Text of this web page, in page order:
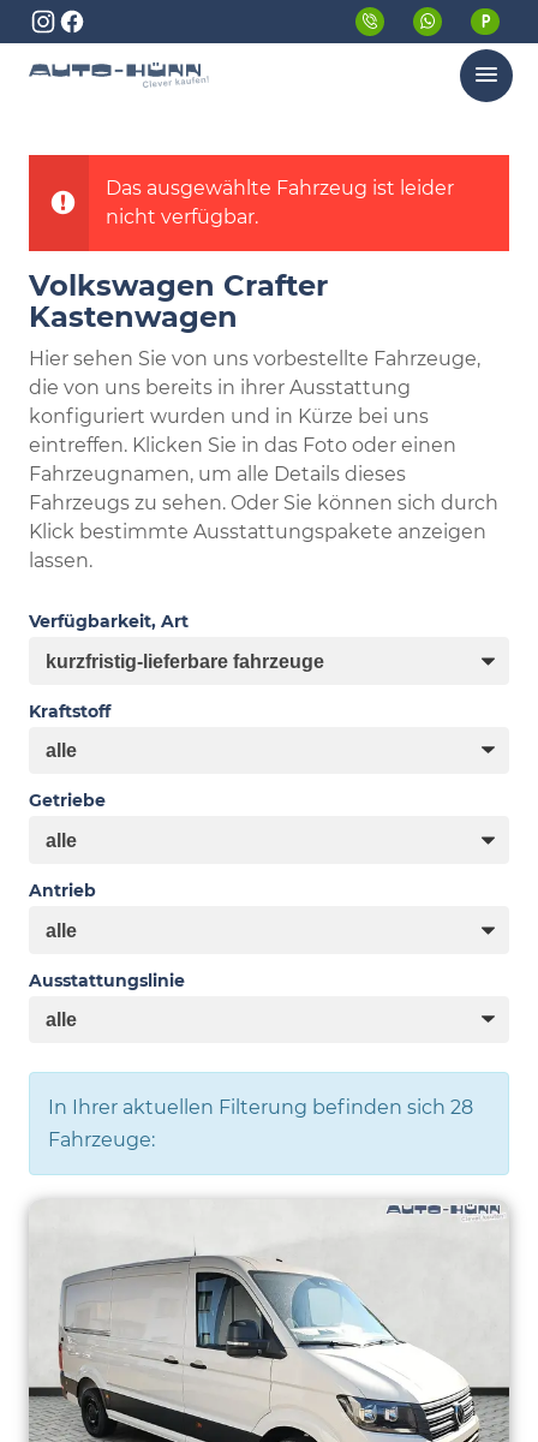
Menü
Das ausgewählte Fahrzeug ist leider
nicht verfügbar.
Volkswagen Crafter
Kastenwagen
Hier sehen Sie von uns vorbestellte Fahrzeuge,
die von uns bereits in ihrer Ausstattung
konfiguriert wurden und in Kürze bei uns
eintreffen. Klicken Sie in das Foto oder einen
Fahrzeugnamen, um alle Details dieses
Fahrzeugs zu sehen. Oder Sie können sich durch
Klick bestimmte Ausstattungspakete anzeigen
lassen.
Verfügbarkeit, Art
Kraftstoff
Getriebe
Antrieb
Ausstattungslinie
In Ihrer aktuellen Filterung befinden sich 28
Fahrzeuge: